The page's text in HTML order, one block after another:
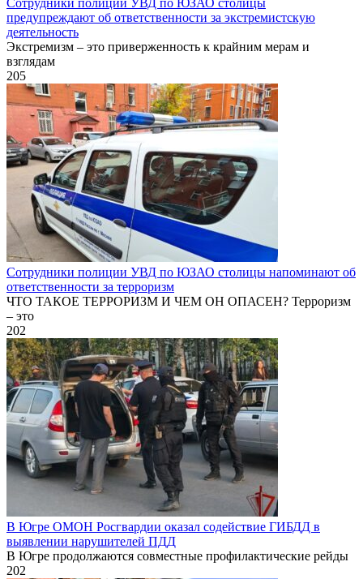
Сотрудники полиции УВД по ЮЗАО столицы
предупреждают об ответственности за экстремистскую
деятельность
Экстремизм – это приверженность к крайним мерам и
взглядам
205
Сотрудники полиции УВД по ЮЗАО столицы напоминают об
ответственности за терроризм
ЧТО ТАКОЕ ТЕРРОРИЗМ И ЧЕМ ОН ОПАСЕН? Терроризм
– это
202
В Югре ОМОН Росгвардии оказал содействие ГИБДД в
выявлении нарушителей ПДД
В Югре продолжаются совместные профилактические рейды
202